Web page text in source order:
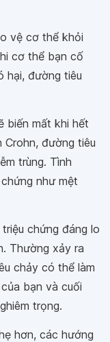
vệ cơ thể khỏi
cơ thể bạn cố
hại, đường tiêu
biến mất khi hết
Crohn, đường tiêu
trùng. Tình
như mệt
chứng đáng lo
Thường xảy ra
chảy có thể làm
bạn và cuối
trọng.
hơn, các hướng